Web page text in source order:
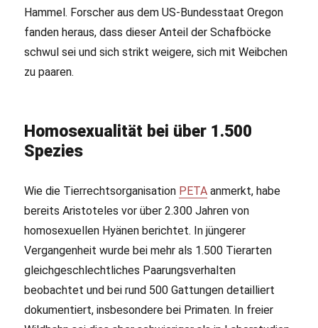
Hammel. Forscher aus dem US-Bundesstaat Oregon
fanden heraus, dass dieser Anteil der Schafböcke
schwul sei und sich strikt weigere, sich mit Weibchen
zu paaren.
Homosexualität bei über 1.500
Spezies
Wie die Tierrechtsorganisation PETA anmerkt, habe
bereits Aristoteles vor über 2.300 Jahren von
homosexuellen Hyänen berichtet. In jüngerer
Vergangenheit wurde bei mehr als 1.500 Tierarten
gleichgeschlechtliches Paarungsverhalten
beobachtet und bei rund 500 Gattungen detailliert
dokumentiert, insbesondere bei Primaten. In freier